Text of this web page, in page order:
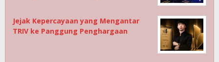
Jejak Kepercayaan yang Mengantar
TRIV ke Panggung Penghargaan